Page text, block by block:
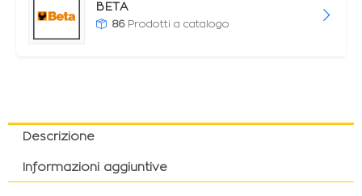
BETA
86 Prodotti a catalogo
Descrizione
Informazioni aggiuntive